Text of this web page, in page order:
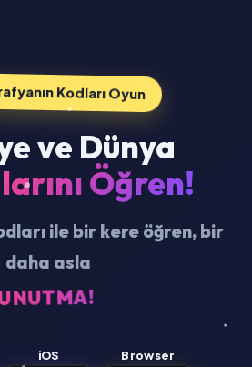
Kodları Oyun
ve Dünya
Öğren!
ile bir kere öğren, bir
daha asla
UNUTMA!
iOS Browser